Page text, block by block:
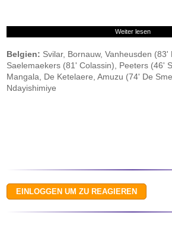
Weiter lesen
Belgien: Svilar, Bornauw, Vanheusden (83'
Saelemaekers (81' Colassin), Peeters (46'
Mangala, De Ketelaere, Amuzu (74' De
Ndayishimiye